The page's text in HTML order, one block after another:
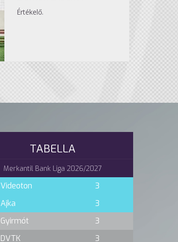
Értékelő.
TABELLA
Merkantil Bank Liga 2026/2027
Videoton
3
Ajka
3
Gyirmót
3
DVTK
3